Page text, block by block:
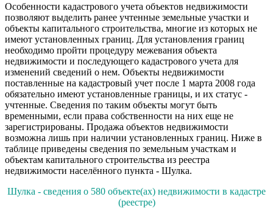
Особенности кадастрового учета объектов недвижимости
позволяют выделить ранее учтенные земельные участки и
объекты капитального строительства, многие из которых не
имеют установленных границ. Для установления границ
необходимо пройти процедуру межевания объекта
недвижимости и последующего кадастрового учета для
изменений сведений о нем. Объекты недвижимости
поставленные на кадастровый учет после 1 марта 2008 года
обязательно имеют установленные границы, и их статус -
учтенные. Сведения по таким объекты могут быть
временными, если права собственности на них еще не
зарегистрированы. Продажа объектов недвижимости
возможна лишь при наличии установленных границ. Ниже в
таблице приведены сведения по земельным участкам и
объектам капитального строительства из реестра
недвижимости населённого пункта - Шулка.
Шулка - сведения о 580 объекте(ах) недвижимости в кадастре
(реестре)